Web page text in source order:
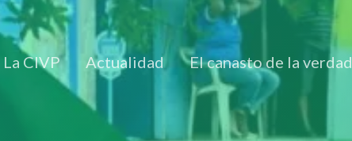
La CIVP Actualidad El canasto de la verdad